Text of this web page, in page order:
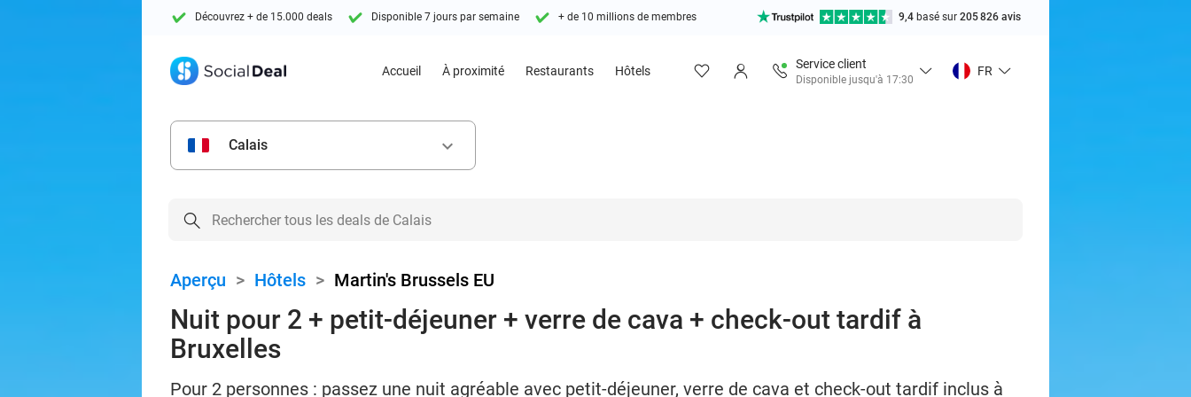
Découvrez + de 15.000 deals Disponible 7 jours par semaine + de 10 millions de membres 9,4 basé sur 205 826 avis
Accueil À proximité Restaurants Hôtels
Service client
Disponible jusqu'à 17:30
FR
Calais keyboard_arrow_down
Aperçu > Hôtels > Martin's Brussels EU
Nuit pour 2 + petit-déjeuner + verre de cava + check-out tardif à
Bruxelles
Pour 2 personnes : passez une nuit agréable avec petit-déjeuner, verre de cava et check-out tardif inclus à